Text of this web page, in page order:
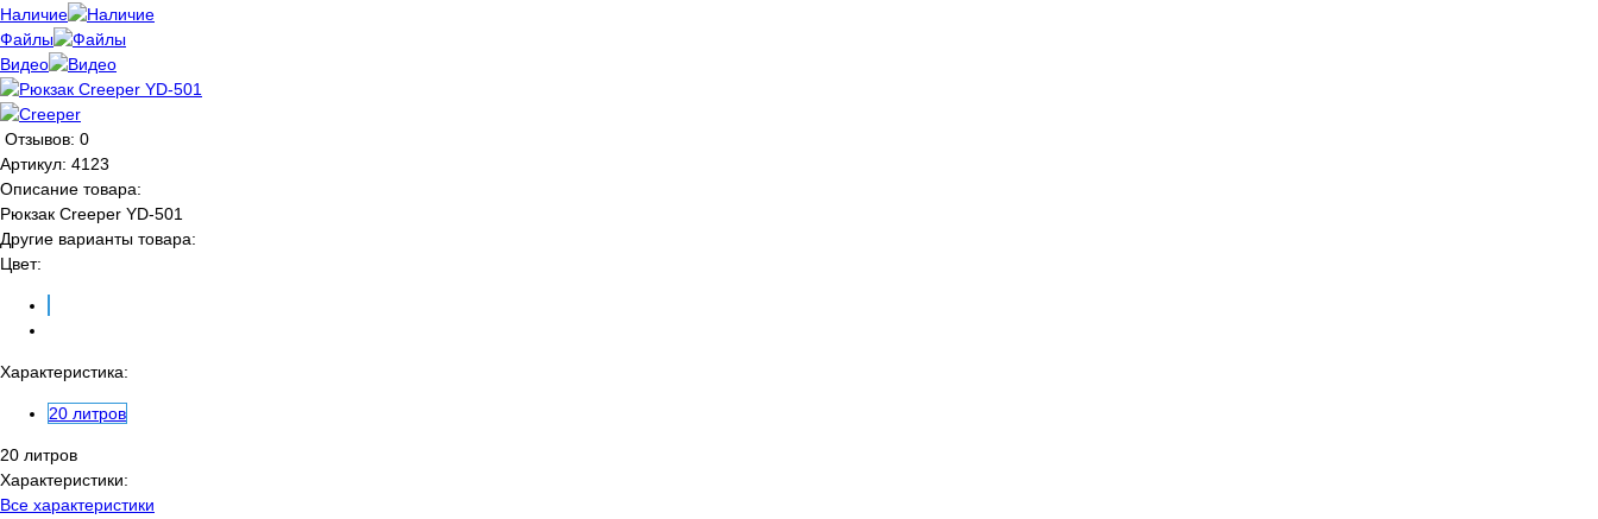
Наличие
Файлы
Видео
Отзывов: 0
Артикул: 4123
Описание товара:
Рюкзак Creeper YD-501
Другие варианты товара:
Цвет:
Характеристика:
20 литров
20 литров
Характеристики:
Все характеристики